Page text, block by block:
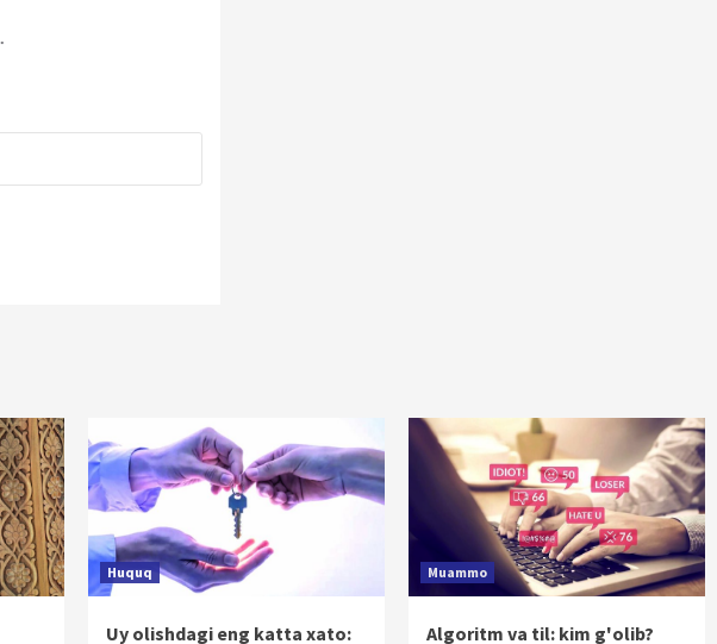
Huquq
Uy olishdagi eng katta xato:
Muammo
Algoritm va til: kim g'olib?